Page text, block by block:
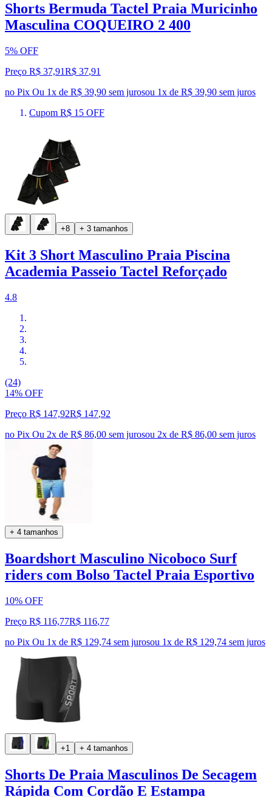
Shorts Bermuda Tactel Praia Muricinho
Masculina COQUEIRO 2 400
5% OFF
Preço R$ 37,91R$ 37,91
no Pix Ou 1x de R$ 39,90 sem jurosou 1x de R$ 39,90 sem juros
Cupom R$ 15 OFF
+8 + 3 tamanhos
Kit 3 Short Masculino Praia Piscina
Academia Passeio Tactel Reforçado
4.8
(24)
14% OFF
Preço R$ 147,92R$ 147,92
no Pix Ou 2x de R$ 86,00 sem jurosou 2x de R$ 86,00 sem juros
+ 4 tamanhos
Boardshort Masculino Nicoboco Surf
riders com Bolso Tactel Praia Esportivo
10% OFF
Preço R$ 116,77R$ 116,77
no Pix Ou 1x de R$ 129,74 sem jurosou 1x de R$ 129,74 sem juros
+1 + 4 tamanhos
Shorts De Praia Masculinos De Secagem
Rápida Com Cordão E Estampa